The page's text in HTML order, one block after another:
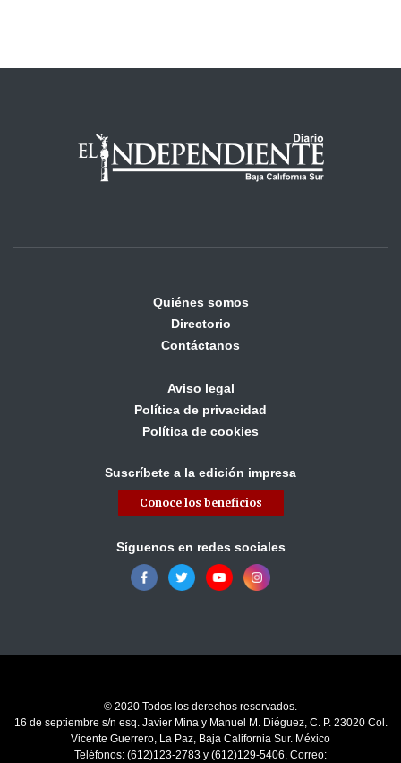
Quiénes somos
Directorio
Contáctanos
Aviso legal
Política de privacidad
Política de cookies
Suscríbete a la edición impresa
Conoce los beneficios
Síguenos en redes sociales
© 2020 Todos los derechos reservados.
16 de septiembre s/n esq. Javier Mina y Manuel M. Diéguez, C. P. 23020 Col.
Vicente Guerrero, La Paz, Baja California Sur. México
Teléfonos: (612)123-2783 y (612)129-5406, Correo: